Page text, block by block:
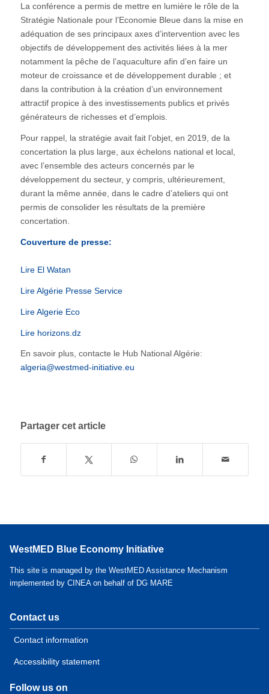
La conférence a permis de mettre en lumière le rôle de la
Stratégie Nationale pour l’Economie Bleue dans la mise en
adéquation de ses principaux axes d’intervention avec les
objectifs de développement des activités liées à la mer
notamment la pêche de l’aquaculture afin d’en faire un
moteur de croissance et de développement durable ; et
dans la contribution à la création d’un environnement
attractif propice à des investissements publics et privés
générateurs de richesses et d’emplois.
Pour rappel, la stratégie avait fait l’objet, en 2019, de la
concertation la plus large, aux échelons national et local,
avec l’ensemble des acteurs concernés par le
développement du secteur, y compris, ultérieurement,
durant la même année, dans le cadre d’ateliers qui ont
permis de consolider les résultats de la première
concertation.
Couverture de presse:
Lire El Watan
Lire Algérie Presse Service
Lire Algerie Eco
Lire horizons.dz
En savoir plus, contacte le Hub National Algérie:
algeria@westmed-initiative.eu
Partager cet article
WestMED Blue Economy Initiative
This site is managed by the WestMED Assistance Mechanism
implemented by CINEA on behalf of DG MARE
Contact us
Contact information
Accessibility statement
Follow us on